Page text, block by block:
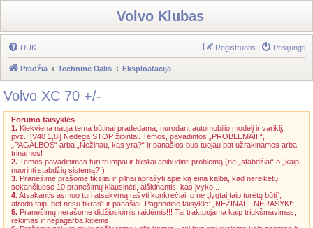
Volvo Klubas
DUK Prisijungti
Registruotis
Pradžia Techninė Dalis Eksploatacija
Volvo XC 70 +/-
Forumo taisyklės
1. Kiekviena nauja tema būtinai pradedama, nurodant automobilio modelį ir variklį,
pvz.: [V40 1,8i] Nedega STOP žibintai. Temos, pavadintos „PROBLEMA!!!“,
„PAGALBOS“ arba „Nežinau, kas yra?“ ir panašios bus tuojau pat užrakinamos arba
trinamos!
2. Temos pavadinimas turi trumpai ir tiksliai apibūdinti problemą (ne „stabdžiai“ o „kaip
nuorinti stabdžių sistemą?“)
3. Pranešime prašome tiksliai ir pilnai aprašyti apie ką eina kalba, kad nereikėtų
sekančiuose 10 pranešimų klausinėti, aiškinantis, kas įvyko...
4.Atsakantis asmuo turi atsakymą rašyti konkrečiai, o ne „lygtai taip turėtų būti“,
atrodo taip, bet nesu tikras“ ir panašiai. Pagrindinė taisyklė: „NEŽINAI – NERAŠYK!“
5. Pranešimų nerašome didžiosiomis raidėmis!!! Tai traktuojama kaip triukšmavimas,
rėkimas ir nepagarba kitiems!